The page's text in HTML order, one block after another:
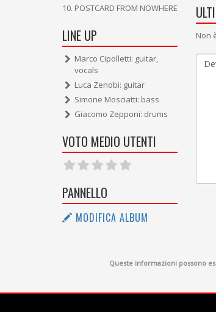
POSTCARD FROM NOWHERE
LINE UP
Marco Cipolletti: guitar,
vocals
Luca Zenobi: guitar
Simone Mosciatti: bass
Giacomo Zepponi: drums
VOTO MEDIO UTENTI
PANNELLO
MODIFICA ALBUM
Non
Queste informazioni possono